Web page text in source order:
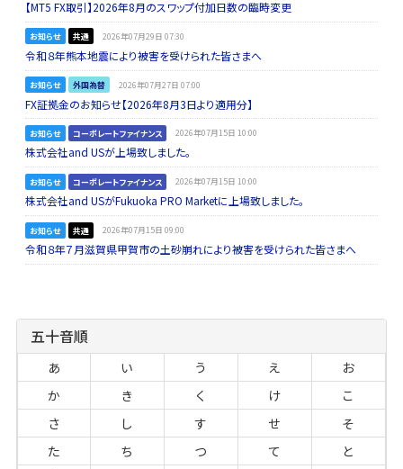
【MT5 FX取引】2026年8月のスワップ付加日数の臨時変更
お知らせ 共通 2026年07月29日 07:30
令和８年熊本地震により被害を受けられた皆さまへ
お知らせ 外国為替 2026年07月27日 07:00
FX証拠金のお知らせ【2026年8月3日より適用分】
お知らせ コーポレートファイナンス 2026年07月15日 10:00
株式会社and USが上場致しました。
お知らせ コーポレートファイナンス 2026年07月15日 10:00
株式会社and USがFukuoka PRO Marketに上場致しました。
お知らせ 共通 2026年07月15日 09:00
令和８年７月滋賀県甲賀市の土砂崩れにより被害を受けられた皆さまへ
五十音順
あ い う え
お
か
き く け
こ
さ
し す せ
そ
た
ち つ て
と